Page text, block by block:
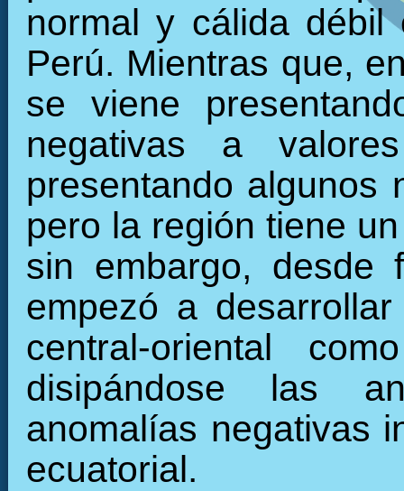
normal y cálida
Perú. Mientras que,
se viene
negativas a
presentando algunos
pero la región tiene
sin embargo,
empezó a
central-oriental
disipándose las
anomalías negativas
ecuatorial.